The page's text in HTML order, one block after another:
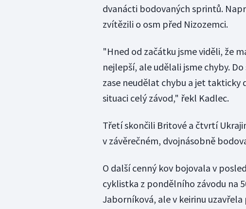
dvanácti bodovaných sprintů.
zvítězili o osm před Nizozemci.
"Hned od začátku jsme viděli, že
nejlepší, ale udělali jsme chyby.
zase neudělat chybu a jet
situaci celý závod," řekl Kadlec.
Třetí skončili Britové a čtvrtí
v závěrečném, dvojnásobně
O další cenný kov bojovala v
cyklistka z pondělního závodu na
Jaborníková, ale v keirinu